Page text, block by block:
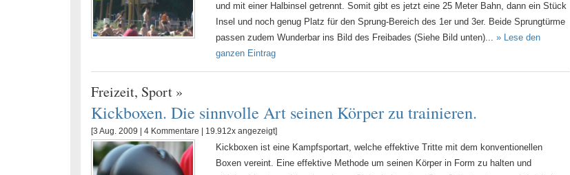
und mit einer Halbinsel getrennt. Somit gibt es jetzt eine 25 Meter Bahn, dann ein Stück
Insel und noch genug Platz für den Sprung-Bereich des 1er und 3er. Beide Sprungtürme
passen zudem Wunderbar ins Bild des Freibades (Siehe Bild unten)...» Lese den
ganzen Eintrag
Freizeit, Sport »
Kickboxen. Die sinnvolle Art seinen Körper zu trainieren.
[3 Aug. 2009 | 4 Kommentare | 19.912x angezeigt]
Kickboxen ist eine Kampfsportart, welche effektive Tritte mit dem konventionellen
Boxen vereint. Eine effektive Methode um seinen Körper in Form zu halten und